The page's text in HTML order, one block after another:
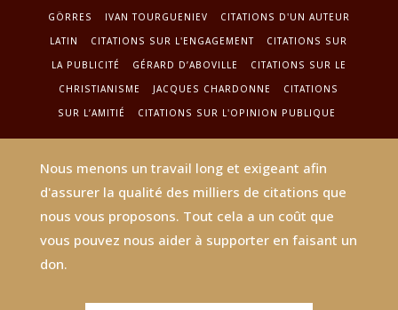
GÖRRES
IVAN TOURGUENIEV
CITATIONS D'UN AUTEUR
LATIN
CITATIONS SUR L'ENGAGEMENT
CITATIONS SUR
LA PUBLICITÉ
GÉRARD D’ABOVILLE
CITATIONS SUR LE
CHRISTIANISME
JACQUES CHARDONNE
CITATIONS
SUR L’AMITIÉ
CITATIONS SUR L'OPINION PUBLIQUE
Nous menons un travail long et exigeant afin
d'assurer la qualité des milliers de citations que
nous vous proposons. Tout cela a un coût que
vous pouvez nous aider à supporter en faisant un
don.